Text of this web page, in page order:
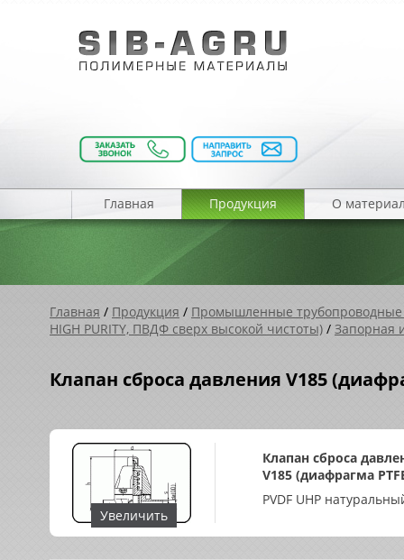
Главная Продукция О
Главная / Продукция / Промышленные
HIGH PURITY, ПВДФ cверх высокой чистоты) / Запорная
Клапан сброса давления V185
Увеличить
Клапан сброса
V185 (диафрагма
PVDF UHP